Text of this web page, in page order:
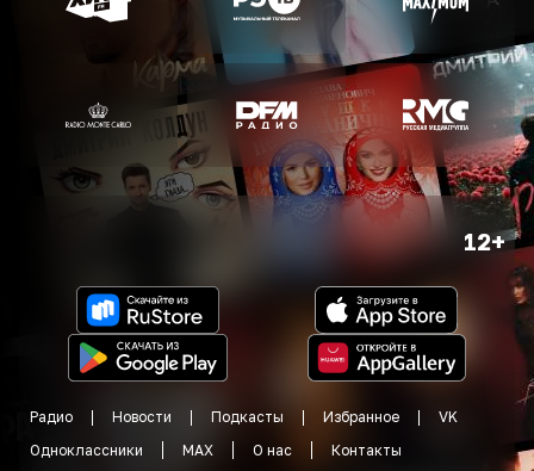
12+
Радио Новости Подкасты Избранное
VK
Одноклассники
MAX О нас Контакты